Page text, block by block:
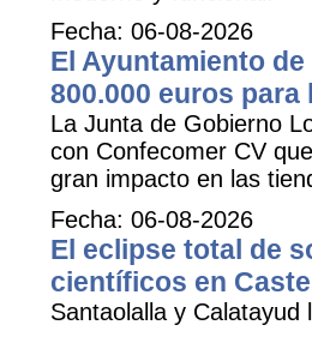
Fecha: 06-08-2026
El Ayuntamiento
800.000 euros
La Junta de Gobierno
con Confecomer CV
gran impacto en las
Fecha: 06-08-2026
El eclipse total de
científicos en
Santaolalla y Calatayud